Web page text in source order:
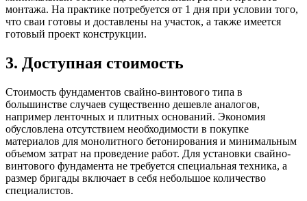
монтажа. На практике потребуется от 1 дня при условии того,
что сваи готовы и доставлены на участок, а также имеется
готовый проект конструкции.
3. Доступная стоимость
Стоимость фундаментов свайно-винтового типа в
большинстве случаев существенно дешевле аналогов,
например ленточных и плитных оснований. Экономия
обусловлена отсутствием необходимости в покупке
материалов для монолитного бетонирования и минимальным
объемом затрат на проведение работ. Для установки свайно-
винтового фундамента не требуется специальная техника, а
размер бригады включает в себя небольшое количество
специалистов.